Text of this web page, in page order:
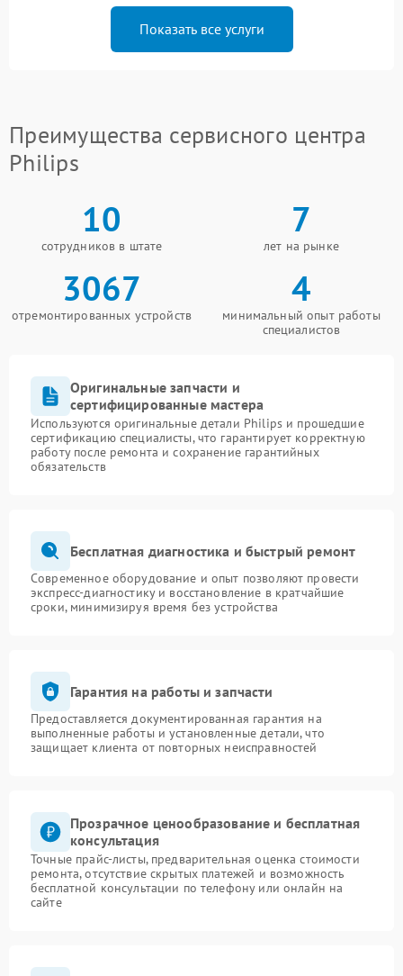
Показать все услуги
Преимущества сервисного центра
Philips
10
сотрудников в штате
7
лет на рынке
3067
отремонтированных устройств
4
минимальный опыт работы
специалистов
Оригинальные запчасти и
сертифицированные мастера
Используются оригинальные детали Philips и прошедшие
сертификацию специалисты, что гарантирует корректную
работу после ремонта и сохранение гарантийных
обязательств
Бесплатная диагностика и быстрый ремонт
Современное оборудование и опыт позволяют провести
экспресс-диагностику и восстановление в кратчайшие
сроки, минимизируя время без устройства
Гарантия на работы и запчасти
Предоставляется документированная гарантия на
выполненные работы и установленные детали, что
защищает клиента от повторных неисправностей
Прозрачное ценообразование и бесплатная
консультация
Точные прайс-листы, предварительная оценка стоимости
ремонта, отсутствие скрытых платежей и возможность
бесплатной консультации по телефону или онлайн на
сайте